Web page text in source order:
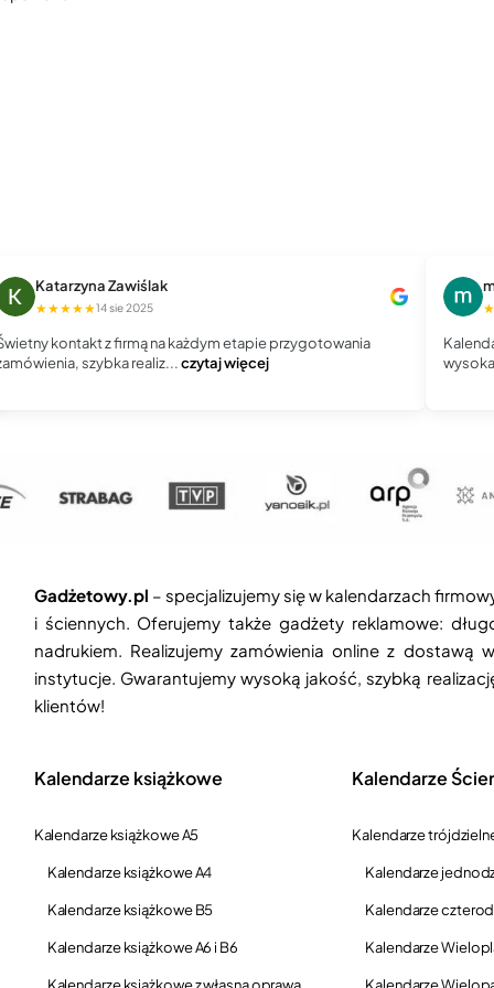
Katarzyna Zawiślak
★★★★★14 sie 2025
Świetny kontakt z firmą na każdym etapie przygotowania
zamówienia, szybka realiz...czytaj więcej
Gadżetowy.pl – specjalizujemy się w kalendarzach
i ściennych. Oferujemy także gadżety reklamowe:
nadrukiem. Realizujemy zamówienia online z dostawą
instytucje. Gwarantujemy wysoką jakość, szybką
klientów!
Kalendarze książkowe
Kalendarze książkowe A5
Kalendarze książkowe A4
Kalendarze książkowe B5
Kalendarze książkowe A6 i B6
Kalendarze
Kalendarze
Kalendarze
Kalendarze
Kalendarze